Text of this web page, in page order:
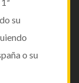
su
o su